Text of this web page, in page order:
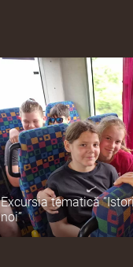
Excursia tematică
noi”